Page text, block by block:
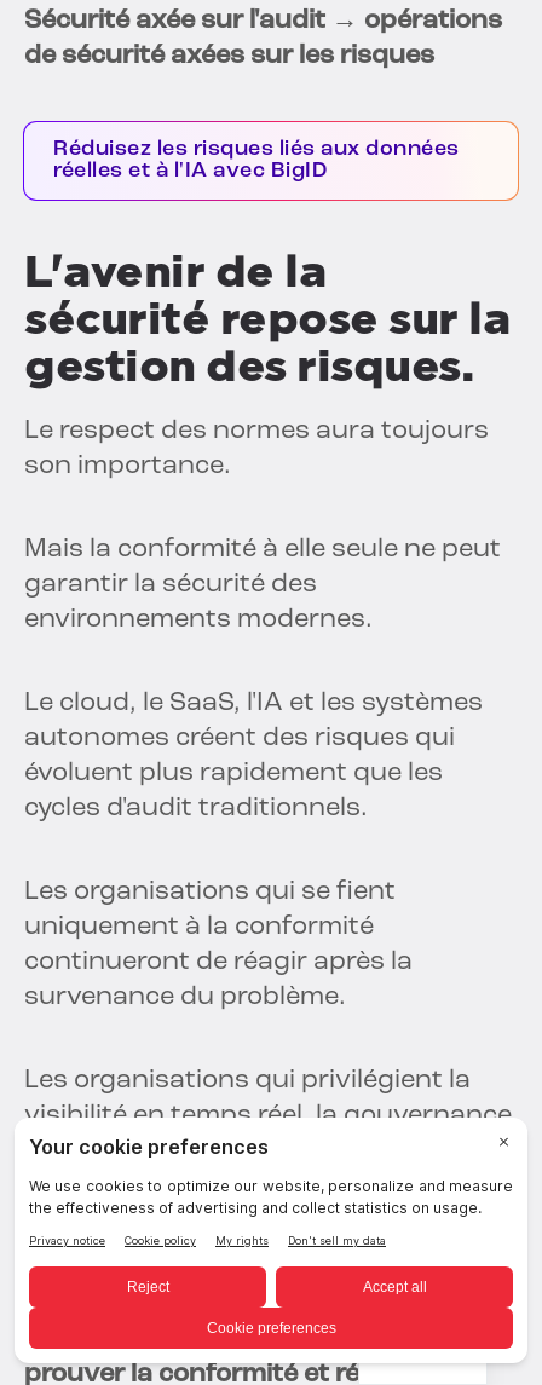
Sécurité axée sur l'audit → opérations
de sécurité axées sur les risques
Réduisez les risques liés aux données
réelles et à l'IA avec BigID
L'avenir de la
sécurité repose sur la
gestion des risques.
Le respect des normes aura toujours
son importance.
Mais la conformité à elle seule ne peut
garantir la sécurité des
environnements modernes.
Le cloud, le SaaS, l'IA et les systèmes
autonomes créent des risques qui
évoluent plus rapidement que les
cycles d'audit traditionnels.
Les organisations qui se fient
uniquement à la conformité
continueront de réagir après la
survenance du problème.
Les organisations qui privilégient la
visibilité en temps réel, la gouvernance
des accès et la réduction de
l'exposition aux risques développeront
une résilience de sécurité plus forte.
L'avenir appartient aux organisations
qui comprennent la différence entre
prouver la conformité et réduire les
French